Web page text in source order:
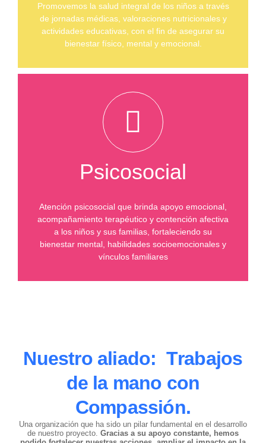
Promovemos la salud integral de los niños a través
de jornadas médicas, valoraciones nutricionales y
actividades educativas, con el fin de asegurar su
bienestar físico, mental y emocional.
Psicosocial
Atención psicosocial que brinda apoyo emocional,
acompañamiento terapéutico y contención afectiva
a los niños y sus familias, fortaleciendo su
bienestar mental, habilidades socioemocionales y
vínculos familiares
Nuestro aliado: Trabajos
de la mano con
Compassión.
Una organización que ha sido un pilar fundamental en el desarrollo
de nuestro proyecto. Gracias a su apoyo constante, hemos